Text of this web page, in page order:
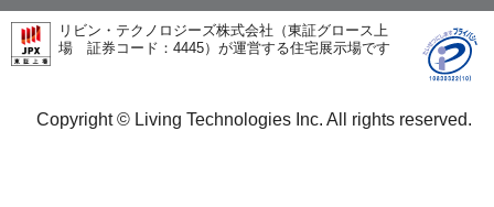
リビン・テクノロジーズ株式会社（東証グロース上
場 証券コード：4445）が運営する住宅展示場です
Copyright © Living Technologies Inc. All rights reserved.